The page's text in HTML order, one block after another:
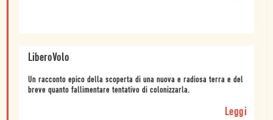
LiberoVolo
Un racconto epico della scoperta di una nuova e radiosa terra e del
breve quanto fallimentare tentativo di colonizzarla.
Leggi